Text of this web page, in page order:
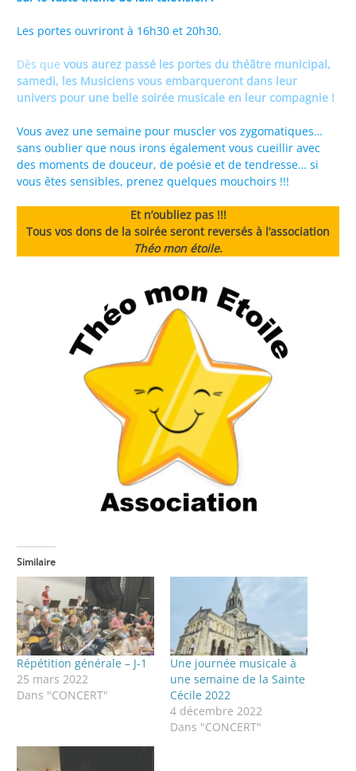
Les portes ouvriront à 16h30 et 20h30.
Dès que vous aurez passé les portes du théâtre municipal,
samedi, les Musiciens vous embarqueront dans leur
univers pour une belle soirée musicale en leur compagnie !
Vous avez une semaine pour muscler vos zygomatiques…
sans oublier que nous irons également vous cueillir avec
des moments de douceur, de poésie et de tendresse… si
vous êtes sensibles, prenez quelques mouchoirs !!!
Et n’oubliez pas !!!
Tous vos dons de la soirée seront reversés à l’association
Théo mon étoile.
Similaire
Répétition générale – J-1
25 mars 2022
Dans "CONCERT"
Une journée musicale à
une semaine de la Sainte
Cécile 2022
4 décembre 2022
Dans "CONCERT"